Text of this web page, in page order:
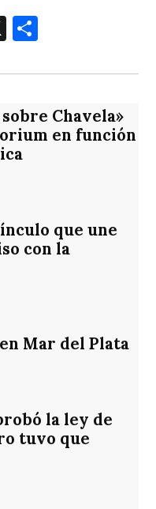
X
Chavela»
en función
que une
con la
Mar del Plata
la ley de
tuvo que